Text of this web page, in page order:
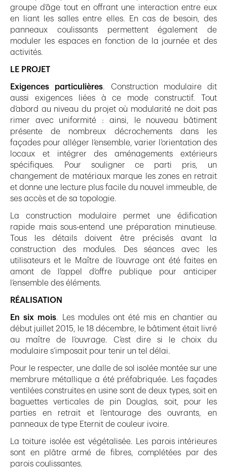
groupe d’âge tout en offrant une interaction entre eux
en liant les salles entre elles. En cas de besoin, des
panneaux coulissants permettent également de
moduler les espaces en fonction de la journée et des
activités.
LE PROJET
Exigences particulières. Construction modulaire dit
aussi exigences liées à ce mode constructif. Tout
d’abord au niveau du projet où modularité ne doit pas
rimer avec uniformité : ainsi, le nouveau bâtiment
présente de nombreux décrochements dans les
façades pour alléger l’ensemble, varier l’orientation des
locaux et intégrer des aménagements extérieurs
spécifiques. Pour souligner ce parti pris, un
changement de matériaux marque les zones en retrait
et donne une lecture plus facile du nouvel immeuble, de
ses accès et de sa topologie.
La construction modulaire permet une édification
rapide mais sous-entend une préparation minutieuse.
Tous les détails doivent être précisés avant la
construction des modules. Des séances avec les
utilisateurs et le Maître de l’ouvrage ont été faites en
amont de l’appel d’offre publique pour anticiper
l’ensemble des éléments.
RÉALISATION
En six mois. Les modules ont été mis en chantier au
début juillet 2015, le 18 décembre, le bâtiment était livré
au maître de l’ouvrage. C’est dire si le choix du
modulaire s’imposait pour tenir un tel délai.
Pour le respecter, une dalle de sol isolée montée sur une
membrure métallique a été préfabriquée. Les façades
ventilées construites en usine sont de deux types, soit en
baguettes verticales de pin Douglas, soit, pour les
parties en retrait et l’entourage des ouvrants, en
panneaux de type Eternit de couleur ivoire.
La toiture isolée est végétalisée. Les parois intérieures
sont en plâtre armé de fibres, complétées par des
parois coulissantes.